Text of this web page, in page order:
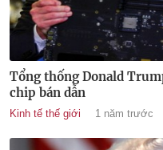
Tổng thống Donald
chip bán dẫn
Kinh tế thế giới 1 năm trước